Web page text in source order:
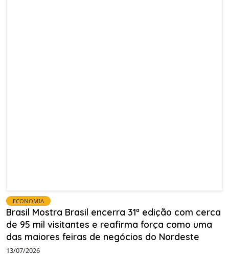
ECONOMIA
Brasil Mostra Brasil encerra 31ª edição com cerca
de 95 mil visitantes e reafirma força como uma
das maiores feiras de negócios do Nordeste
13/07/2026